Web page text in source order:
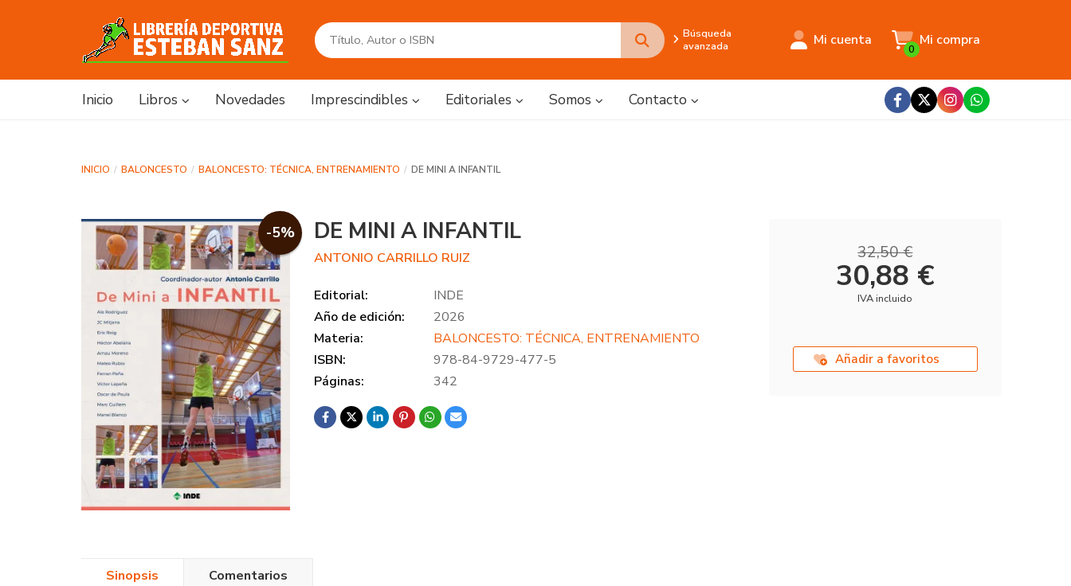
Búsqueda
avanzada
Mi cuenta Mi compra
0
Inicio Libros Novedades Imprescindibles Editoriales Somos Contacto
INICIO BALONCESTO BALONCESTO: TÉCNICA, ENTRENAMIENTO DE MINI A INFANTIL
-5% DE MINI A INFANTIL
ANTONIO CARRILLO RUIZ
Editorial:
INDE
Año de edición:
2026
Materia:
BALONCESTO: TÉCNICA, ENTRENAMIENTO
ISBN:
978-84-9729-477-5
Páginas:
342
32,50 €
30,88 €
IVA incluido
Añadir a favoritos
Sinopsis Comentarios